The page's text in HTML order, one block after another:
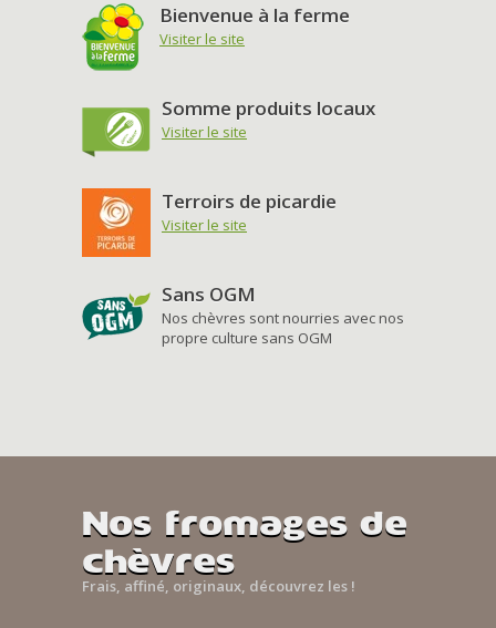
Bienvenue à la ferme
Visiter le site
Somme produits locaux
Visiter le site
Terroirs de picardie
Visiter le site
Sans OGM
Nos chèvres sont nourries avec nos
propre culture sans OGM
Nos fromages de
chèvres
Frais, affiné, originaux, découvrez les !